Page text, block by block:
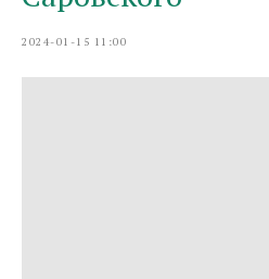
2024-01-15 11:00